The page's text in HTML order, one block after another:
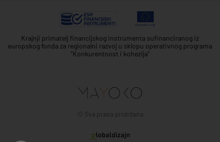
Krajnji primatelj financijskog instrumenta sufinanciranog iz
europskog fonda za regionalni razvoj u sklopu operativnog programa
"Konkurentnost i kohezija"
© Sva prava pridržana